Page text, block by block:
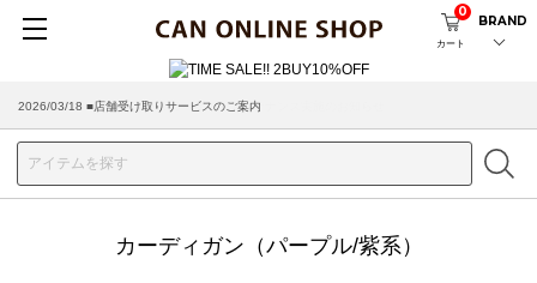
カート
0
BRAND
2026/08/04 ■8/13(木)AM2:00～サイトメンテナンス実施のお知らせ
2026/03/18 ■店舗受け取りサービスのご案内
カーディガン（パープル/紫系）